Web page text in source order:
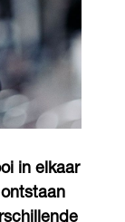
in elkaar